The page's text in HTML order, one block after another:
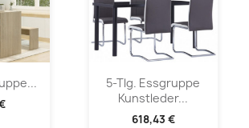
5-Tlg. Essgruppe
Kunstleder...
618,43 €